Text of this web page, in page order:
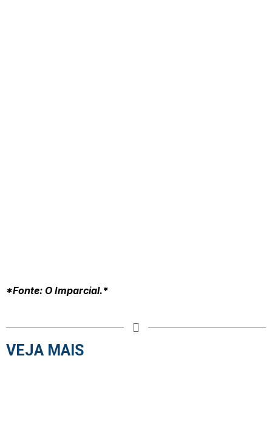
*Fonte: O Imparcial.*
VEJA MAIS